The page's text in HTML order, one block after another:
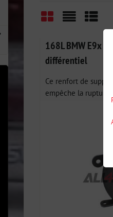
Table
168L BMW E9x
différentiel
Ce renfort de
empêche la rupture